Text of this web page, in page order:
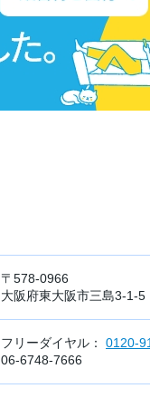
〒578-0966
大阪府東大阪市三島3-1-5
フリーダイヤル： 0120-
06-6748-7666